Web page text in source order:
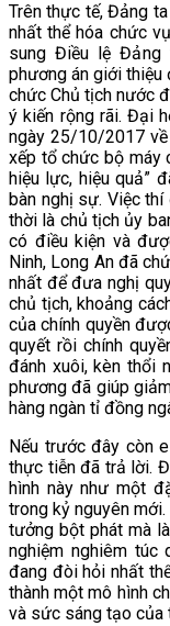
Trên thực tế, Đảng
nhất thể hóa chức
sung Điều lệ
phương án giới thiệu
chức Chủ tịch nước
ý kiến rộng rãi. Đại
ngày 25/10/2017
xếp tổ chức bộ máy
hiệu lực, hiệu quả”
bàn nghị sự. Việc
thời là chủ tịch ủy
có điều kiện và
Ninh, Long An đã
nhất để đưa nghị
chủ tịch, khoảng
của chính quyền
quyết rồi chính
đánh xuôi, kèn thổi
phương đã giúp
hàng ngàn tỉ đồng
Nếu trước đây còn
thực tiễn đã trả lời.
hình này như một
trong kỷ nguyên
tưởng bột phát mà
nghiệm nghiêm
đang đòi hỏi nhất
thành một mô hình
và sức sáng tạo của